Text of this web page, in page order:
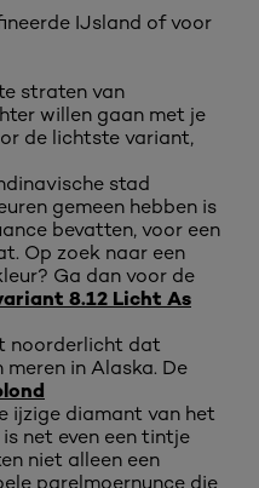
IJsland of voor
straten van
willen gaan met je
de lichtste variant,
stad
gemeen hebben is
bevatten, voor een
Op zoek naar een
Ga dan voor de
8.12 Licht As
noorderlicht dat
in Alaska. De
ijzige diamant van het
net even een tintje
niet alleen een
parelmoernunce die